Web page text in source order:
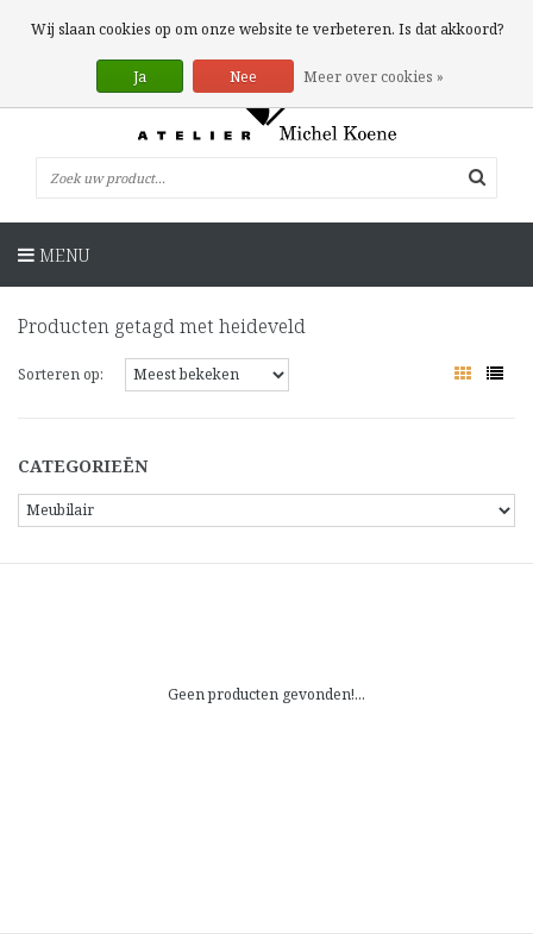
0 Artikelen
MENU
Producten getagd met heideveld
Sorteren op:
CATEGORIEËN
Geen producten gevonden!...
Wij slaan cookies op om onze website te verbeteren. Is dat akkoord?
Ja Nee Meer over cookies »